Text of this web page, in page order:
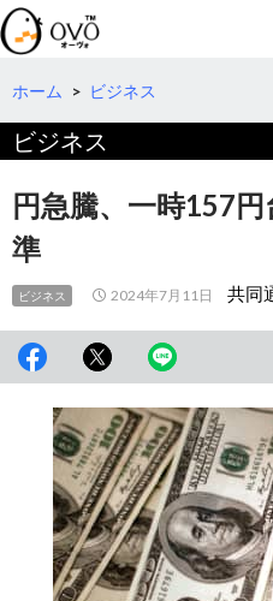
検
索
コ
テ
へ
移
動
ホーム > ビジネス
ビジネス
円急騰、一時157
準
ビジネス 2024年7月11日 共同